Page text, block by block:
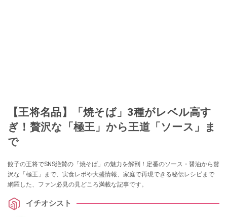
【王将名品】「焼そば」3種がレベル高す
ぎ！贅沢な「極王」から王道「ソース」ま
で
餃子の王将でSNS絶賛の「焼そば」の魅力を解剖！定番のソース・醤油から贅
沢な「極王」まで、実食レポや大盛情報、家庭で再現できる秘伝レシピまで
網羅した、ファン必見の見どころ満載な記事です。
イチオシスト